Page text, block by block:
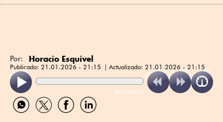
Por: Horacio Esquivel
Publicado: 21.01.2026 - 21:15 Actualizado: 21.01.2026 - 21:15
ReadSpeaker
Compartir
por
Compartir
por
Compartir
por
Compartir
por